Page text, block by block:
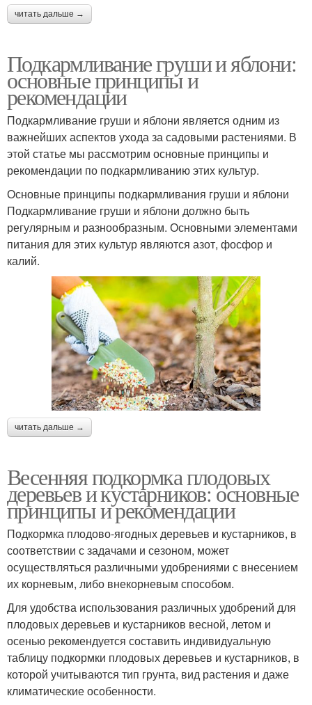
читать дальше →
Подкармливание груши и яблони:
основные принципы и
рекомендации
Подкармливание груши и яблони является одним из
важнейших аспектов ухода за садовыми растениями. В
этой статье мы рассмотрим основные принципы и
рекомендации по подкармливанию этих культур.
Основные принципы подкармливания груши и яблони
Подкармливание груши и яблони должно быть
регулярным и разнообразным. Основными элементами
питания для этих культур являются азот, фосфор и
калий.
читать дальше →
Весенняя подкормка плодовых
деревьев и кустарников: основные
принципы и рекомендации
Подкормка плодово-ягодных деревьев и кустарников, в
соответствии с задачами и сезоном, может
осуществляться различными удобрениями с внесением
их корневым, либо внекорневым способом.
Для удобства использования различных удобрений для
плодовых деревьев и кустарников весной, летом и
осенью рекомендуется составить индивидуальную
таблицу подкормки плодовых деревьев и кустарников, в
которой учитываются тип грунта, вид растения и даже
климатические особенности.